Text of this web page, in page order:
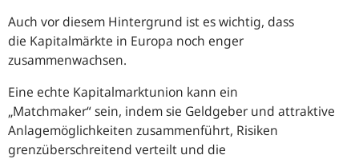
Auch vor diesem Hintergrund ist es wichtig, dass
die Kapitalmärkte in Europa noch enger
zusammenwachsen.
Eine echte Kapitalmarktunion kann ein
„Matchmaker“ sein, indem sie Geldgeber und attraktive
Anlagemöglichkeiten zusammenführt, Risiken
grenzüberschreitend verteilt und die